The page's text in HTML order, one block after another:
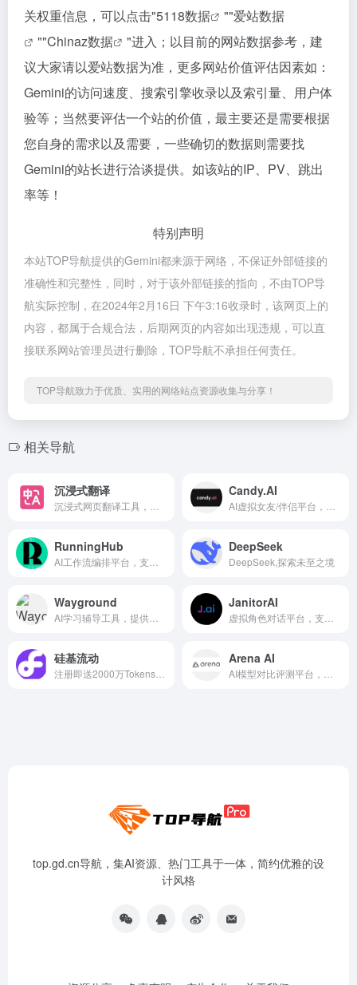
关权重信息，可以点击"5118数据 ""爱站数据
""Chinaz数据
"进入；以目前的网站数据参考，建
议大家请以爱站数据为准，更多网站价值评估因素如：
Gemini的访问速度、搜索引擎收录以及索引量、用户体
验等；当然要评估一个站的价值，最主要还是需要根据
您自身的需求以及需要，一些确切的数据则需要找
Gemini的站长进行洽谈提供。如该站的IP、PV、跳出
率等！
特别声明
本站TOP导航提供的Gemini都来源于网络，不保证外部链接的
准确性和完整性，同时，对于该外部链接的指向，不由TOP导
航实际控制，在2024年2月16日 下午3:16收录时，该网页上的
内容，都属于合规合法，后期网页的内容如出现违规，可以直
接联系网站管理员进行删除，TOP导航不承担任何责任。
TOP导航致力于优质、实用的网络站点资源收集与分享！
相关导航
沉浸式翻译 Candy.AI
RunningHub DeepSeek
DeepSeek,探索未至之境
Wayground JanitorAI
硅基流动 Arena AI
top.gd.cn导航，集AI资源、热门工具于一体，简约优雅的设
计风格